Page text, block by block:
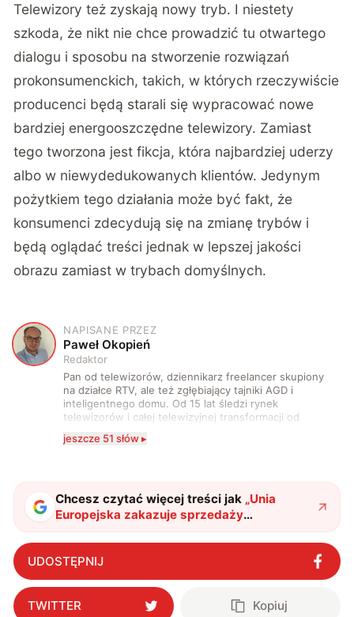
Telewizory też zyskają nowy tryb. I niestety
szkoda, że nikt nie chce prowadzić tu otwartego
dialogu i sposobu na stworzenie rozwiązań
prokonsumenckich, takich, w których rzeczywiście
producenci będą starali się wypracować nowe
bardziej energooszczędne telewizory. Zamiast
tego tworzona jest fikcja, która najbardziej uderzy
albo w niewydedukowanych klientów. Jedynym
pożytkiem tego działania może być fakt, że
konsumenci zdecydują się na zmianę trybów i
będą oglądać treści jednak w lepszej jakości
obrazu zamiast w trybach domyślnych.
P
NAPISANE PRZEZ
Paweł Okopień
Redaktor
Pan od telewizorów, dziennikarz freelancer skupiony
na działce RTV, ale też zgłębiający tajniki AGD i
inteligentnego domu. Od 15 lat śledzi rynek
telewizorów i całej telewizyjnej transformacji od
wyłącznie do sieci i treści dostępnych w streamingu.
zagrodzie i zaprzyjaźnionych firmach. Wyznający
zasadę, że nie ma zbyt dużych telewizorów.
jeszcze 51 słów ▸
Chcesz czytać więcej treści jak „Unia
Europejska zakazuje sprzedaży
telewizorów. Producentom zostanie jeden
prosty trick"?
UDOSTĘPNIJ
TWITTER Kopiuj